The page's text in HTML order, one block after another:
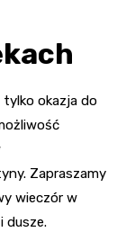
okazja do
Zapraszamy
wieczór w
dusze.